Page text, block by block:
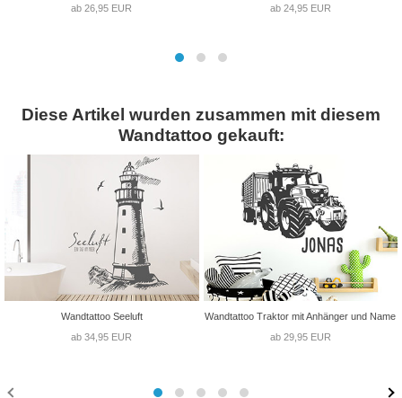
ab 26,95 EUR
ab 24,95 EUR
Diese Artikel wurden zusammen mit diesem
Wandtattoo gekauft:
Wandtattoo Seeluft
ab 34,95 EUR
Wandtattoo Traktor mit Anhänger und Name
ab 29,95 EUR